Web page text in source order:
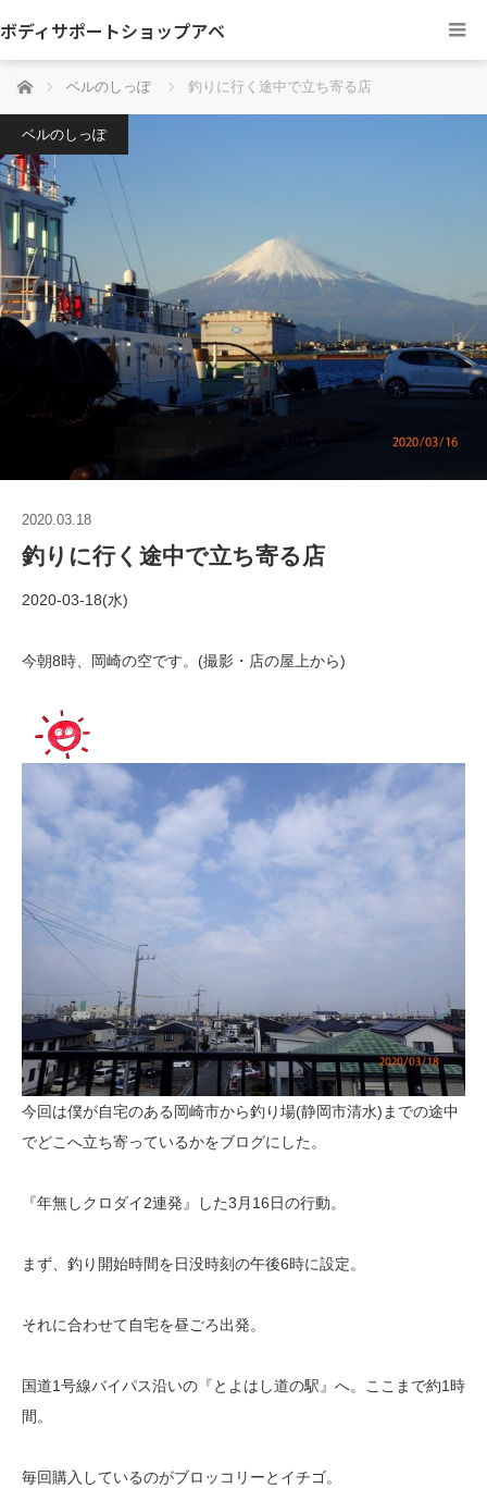
ボディサポートショップアベ
ホーム ベルのしっぽ 釣りに行く途中で立ち寄る店
ベルのしっぽ
2020.03.18
釣りに行く途中で立ち寄る店
2020-03-18(水)
今朝8時、岡崎の空です。(撮影・店の屋上から)
今回は僕が自宅のある岡崎市から釣り場(静岡市清水)までの途中
でどこへ立ち寄っているかをブログにした。
『年無しクロダイ2連発』した3月16日の行動。
まず、釣り開始時間を日没時刻の午後6時に設定。
それに合わせて自宅を昼ごろ出発。
国道1号線バイパス沿いの『とよはし道の駅』へ。ここまで約1時
間。
毎回購入しているのがブロッコリーとイチゴ。